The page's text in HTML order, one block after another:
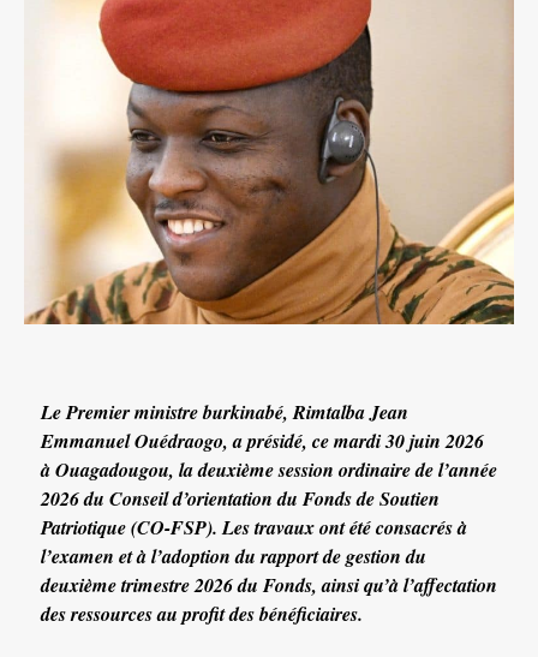
Le Premier ministre burkinabé, Rimtalba Jean
Emmanuel Ouédraogo, a présidé, ce mardi 30 juin 2026
à Ouagadougou, la deuxième session ordinaire de l’année
2026 du Conseil d’orientation du Fonds de Soutien
Patriotique (CO-FSP). Les travaux ont été consacrés à
l’examen et à l’adoption du rapport de gestion du
deuxième trimestre 2026 du Fonds, ainsi qu’à l’affectation
des ressources au profit des bénéficiaires.